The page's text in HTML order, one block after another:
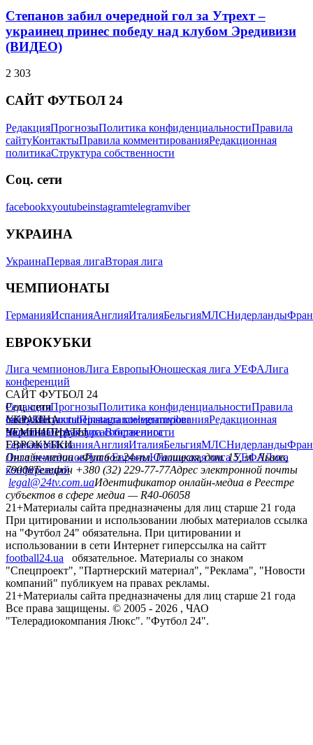
Степанов забил очередной гол за Утрехт –
украинец принес победу над клубом Эредивизи
(ВИДЕО)
2 303
САЙТ ФУТБОЛ 24
РедакцияПрогнозыПолитика конфиденциальностиПравила
сайтуКонтактыПравила комментированияРедакционная
политикаСтруктура собственности
Соц. сети
facebookxyoutubeinstagramtelegramviber
УКРАИНА
УкраинаПервая лигаВторая лига
ЧЕМПИОНАТЫ
ГерманияИспанияАнглияИталияБельгияМЛСНидерланды
ЕВРОКУБКИ
Лига чемпионовЛига ЕвропыЮношеская лига УЕФАЛига
конференций
САЙТ ФУТБОЛ 24
РедакцияПрогнозыПолитика конфиденциальностиПравила
сайтуКонтактыПравила комментированияРедакционная
политикаСтруктура собственности
Соц. сети
facebookxyoutubeinstagramtelegramviber
УКРАИНА
УкраинаПервая лигаВторая лига
ЧЕМПИОНАТЫ
ГерманияИспанияАнглияИталияБельгияМЛСНидерланды
ЕВРОКУБКИ
Лига чемпионовЛига ЕвропыЮношеская лига УЕФАЛига
конференций
Онлайн-медиа «Футбол 24»пл. Галицкая, дом. 15, м. Львов,
79008Телефон +380 (32) 229-77-77Адрес электронной почты
legal@24tv.com.uaИдентификатор онлайн-медиа в Реестре
субъектов в сфере медиа — R40-06058
21+Материалы сайта предназначены для лиц старше 21 года
При цитировании и использовании любых материалов ссылка
на "Футбол 24" обязательна. При цитировании и
использовании в сети Интернет гиперссылка на сайтт
football24.ua
обязательное. Материалы со знаком
"Спецпроект", "Партнерский материал", "Реклама", "Новости
компаний" публикуем на правах рекламы.
21+Материалы сайта предназначены для лиц старше 21 года
Все права защищены. © 2005 - 2026 , ЧАО
"Телерадиокомпания Люкс". "Футбол 24".